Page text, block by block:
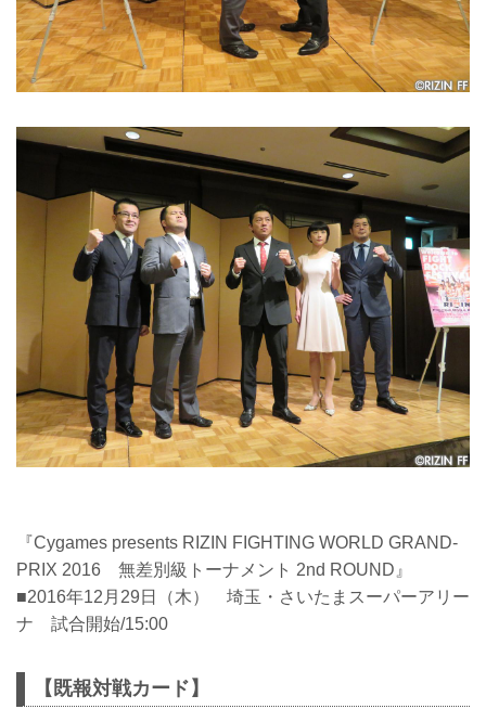
『Cygames presents RIZIN FIGHTING WORLD GRAND-
PRIX 2016 無差別級トーナメント 2nd ROUND』
■2016年12月29日（木） 埼玉・さいたまスーパーアリー
ナ 試合開始/15:00
【既報対戦カード】